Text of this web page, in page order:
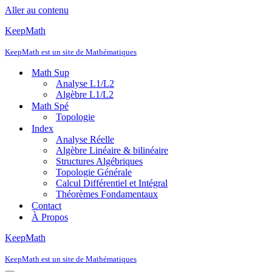
Aller au contenu
KeepMath
KeepMath est un site de Mathématiques
Math Sup
Analyse L1/L2
Algèbre L1/L2
Math Spé
Topologie
Index
Analyse Réelle
Algèbre Linéaire & bilinéaire
Structures Algébriques
Topologie Générale
Calcul Différentiel et Intégral
Théorèmes Fondamentaux
Contact
À Propos
KeepMath
KeepMath est un site de Mathématiques